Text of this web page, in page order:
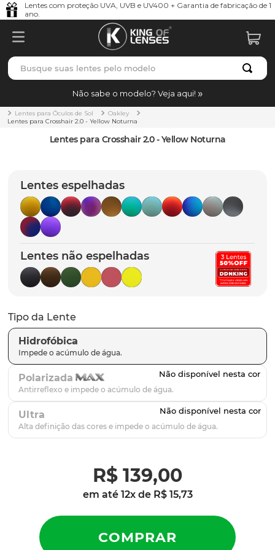
Lentes com proteção UVA, UVB e UV400 + Garantia de fabricação de 1
ano.
Busque suas lentes pelo modelo
Não sabe o modelo? Veja aqui!
Lentes para Óculos de Sol
Oakley
Lentes para Crosshair 2.0 - Yellow Noturna
Lentes para Crosshair 2.0 - Yellow Noturna
Lentes espelhadas
Lentes não espelhadas
Tipo da Lente
Hidrofóbica
Polarizada
Ultra
R$ 139,00
em até 12x de R$ 15,73
TERMOS MAIS BUSCADOS
1º borrachas
holbrook
5º chaves
6º t-shock
7º gasket
8º parafusos
9º latch